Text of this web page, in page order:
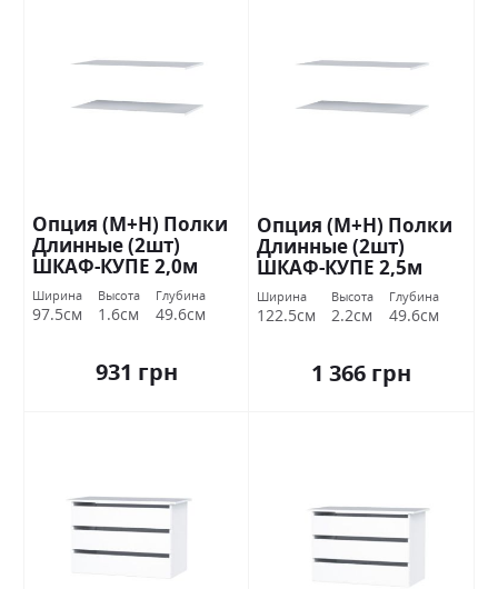
Опция (М+Н) Полки
Длинные (2шт)
ШКАФ-КУПЕ 2,0м
Стандарт
Ширина
97.5см
Высота
1.6см
Глубина
49.6см
931 грн
Опция (М+Н) Полки
Длинные (2шт)
ШКАФ-КУПЕ 2,5м
Стандарт
Ширина
122.5см
Высота
2.2см
Глубина
49.6см
1 366 грн